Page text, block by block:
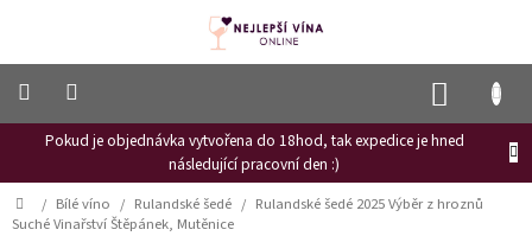
Pokud je objednávka vytvořena do 18hod, tak expedice je hned
následující pracovní den :)
Frizzante
Růžové
vínoDomů
/ Bílé víno / Rulandské šedé / Rulandské šedé 2025 Výběr z hroznů
Suché Vinařství Štěpánek, Mutěnice